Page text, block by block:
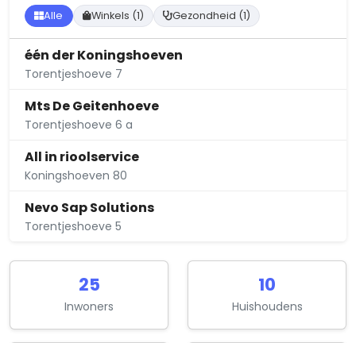
Alle Winkels (1) Gezondheid (1)
één der Koningshoeven
Torentjeshoeve 7
Mts De Geitenhoeve
Torentjeshoeve 6 a
All in rioolservice
Koningshoeven 80
Nevo Sap Solutions
Torentjeshoeve 5
25
Inwoners
10
Huishoudens